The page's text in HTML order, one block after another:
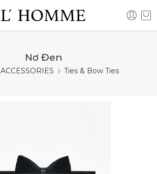
Nơ Đen
ACCESSORIES Ties & Bow Ties